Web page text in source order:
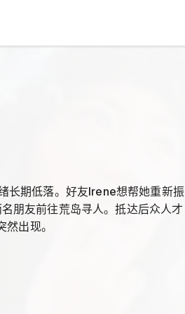
长期低落。好友Irene想帮她重新振
朋友前往荒岛寻人。抵达后众人才
出现。